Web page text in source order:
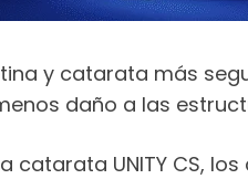
y catarata más
daño a las
catarata UNITY CS,